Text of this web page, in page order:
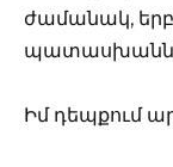
ժամանակ,
Իմ դեպքում